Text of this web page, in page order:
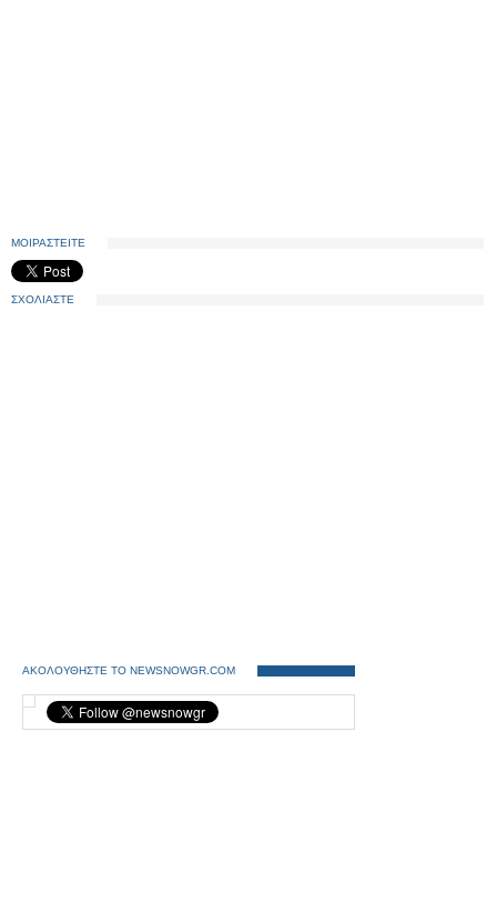
ΜΟΙΡΑΣΤΕΙΤΕ
ΣΧΟΛΙΑΣΤΕ
ΑΚΟΛΟΥΘΗΣΤΕ ΤΟ NEWSNOWGR.COM